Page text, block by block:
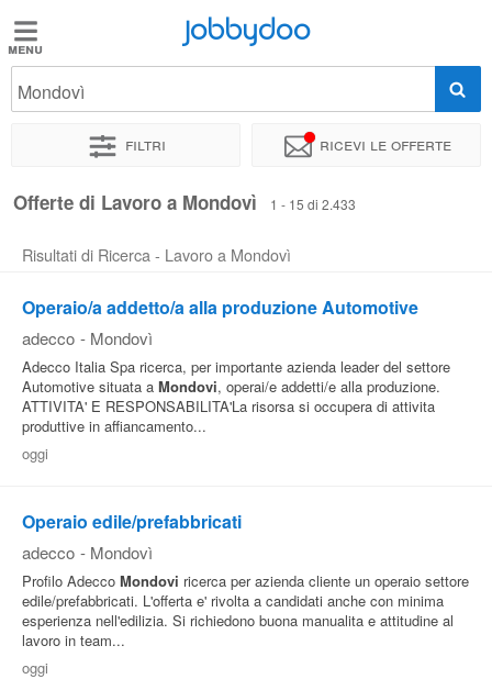
Jobbydoo
Offerte
Elenco
professioni
Blog
Pubblica
Offerte
Area
Aziende
Jobbydoo
Mondovì
Filtri Ricevi le offerte
Offerte di Lavoro a Mondovì 1 - 15 di 2.433
Risultati di Ricerca - Lavoro a Mondovì
Operaio/a addetto/a alla produzione Automotive
adecco - Mondovì
Adecco Italia Spa ricerca, per importante azienda leader del settore
Automotive situata a Mondovi, operai/e addetti/e alla produzione.
ATTIVITA' E RESPONSABILITA'La risorsa si occupera di attivita
produttive in affiancamento...
oggi
Operaio edile/prefabbricati
adecco - Mondovì
Profilo Adecco Mondovi ricerca per azienda cliente un operaio settore
edile/prefabbricati. L'offerta e' rivolta a candidati anche con minima
esperienza nell'edilizia. Si richiedono buona manualita e attitudine al
lavoro in team...
oggi